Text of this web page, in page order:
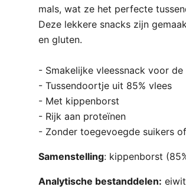
mals, wat ze het perfecte
Deze lekkere snacks zijn
en gluten.
- Smakelijke vleessnack voor de
- Tussendoortje uit 85% vlees
- Met kippenborst
- Rijk aan proteïnen
- Zonder toegevoegde suikers
Samenstelling: kippenborst
Analytische bestanddelen: